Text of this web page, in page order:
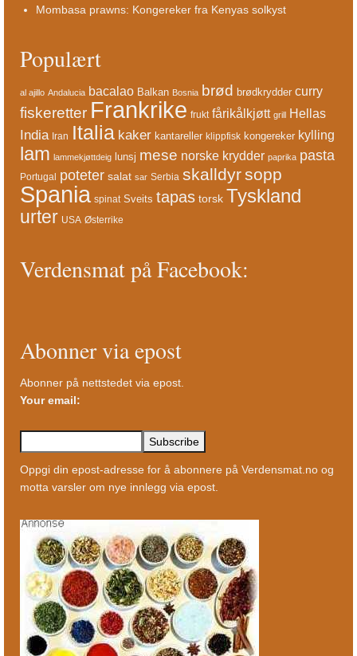
Mombasa prawns: Kongereker fra Kenyas solkyst
Populært
al ajillo Andalucia bacalao Balkan Bosnia brød brødkrydder curry
fiskeretter Frankrike frukt fårikålkjøtt grill Hellas
India Iran Italia kaker kantareller klippfisk kongereker kylling
lam lammekjøttdeig lunsj mese norske krydder paprika pasta
Portugal poteter salat sar Serbia skalldyrsopp
Spania spinat Sveits tapas torsk Tyskland
urter USA Østerrike
Verdensmat på Facebook:
Abonner via epost
Abonner på nettstedet via epost.
Your email:
Oppgi din epost-adresse for å abonnere på Verdensmat.no og
motta varsler om nye innlegg via epost.